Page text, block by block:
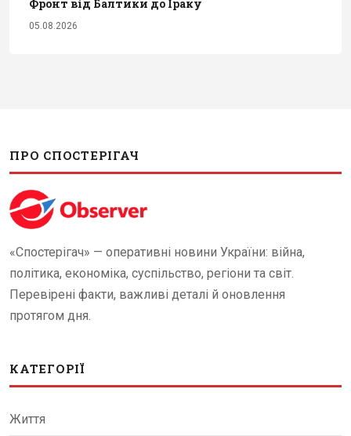
Фронт від Балтики до Іраку
05.08.2026
ПРО СПОСТЕРІГАЧ
«Спостерігач» — оперативні новини України: війна,
політика, економіка, суспільство, регіони та світ.
Перевірені факти, важливі деталі й оновлення
протягом дня.
КАТЕГОРІЇ
Життя